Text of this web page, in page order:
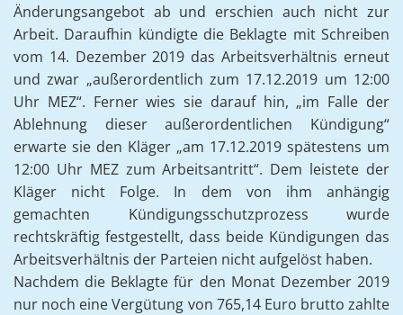
Änderungsangebot ab und erschien auch nicht zur
Arbeit. Daraufhin kündigte die Beklagte mit Schreiben
vom 14. Dezember 2019 das Arbeitsverhältnis erneut
und zwar „außerordentlich zum 17.12.2019 um 12:00
Uhr MEZ“. Ferner wies sie darauf hin, „im Falle der
Ablehnung dieser außerordentlichen Kündigung“
erwarte sie den Kläger „am 17.12.2019 spätestens um
12:00 Uhr MEZ zum Arbeitsantritt“. Dem leistete der
Kläger nicht Folge. In dem von ihm anhängig
gemachten Kündigungsschutzprozess wurde
rechtskräftig festgestellt, dass beide Kündigungen das
Arbeitsverhältnis der Parteien nicht aufgelöst haben.
Nachdem die Beklagte für den Monat Dezember 2019
nur noch eine Vergütung von 765,14 Euro brutto zahlte